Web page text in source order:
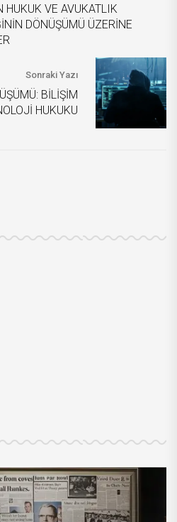
HUKUK VE AVUKATLIK
DÖNÜŞÜMÜ ÜZERİNE
Sonraki Yazı
BİLİŞİM
HUKUKU